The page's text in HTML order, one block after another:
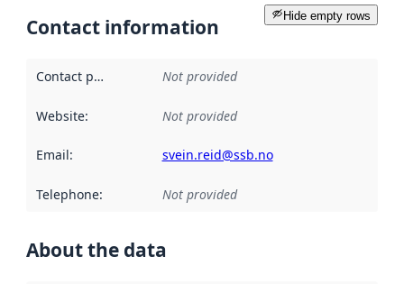
Hide empty rows
Contact information
Contact point Not provided
Website: Not provided
Email: svein.reid@ssb.no
Telephone: Not provided
About the data